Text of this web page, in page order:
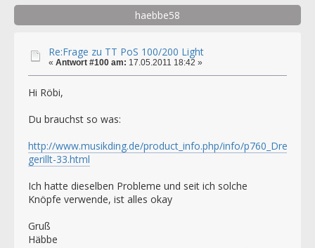
haebbe58
Re:Frage zu TT PoS 100/200 Light
« Antwort #100 am: 17.05.2011 18:42 »
Hi Röbi,
Du brauchst so was:
http://www.musikding.de/product_info.php/info/
gerillt-33.html
Ich hatte dieselben Probleme und seit ich solche
Knöpfe verwende, ist alles okay
Gruß
Häbbe